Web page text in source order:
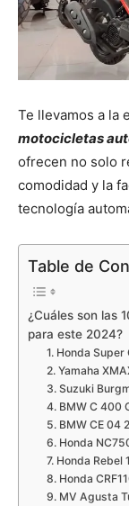
Te llevamos a la
motocicletas
ofrecen no solo
comodidad y la
tecnología
Table de
¿Cuáles son las
para este 2024?
1. Honda
2. Yamaha
3. Suzuki
4. BMW C 400
5. BMW CE 04
6. Honda
7. Honda Rebel
8. Honda
9. MV Agusta